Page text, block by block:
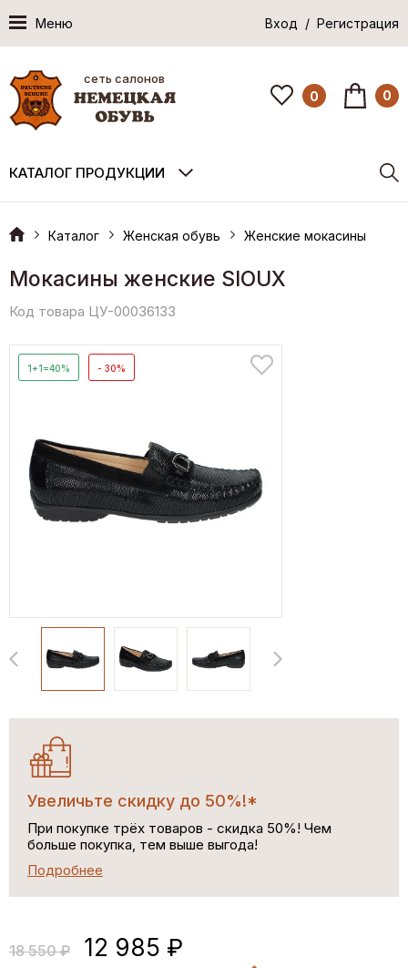
Меню Вход / Регистрация
сеть салонов
0 0
КАТАЛОГ ПРОДУКЦИИ
Каталог Женская обувь Женские мокасины
Мокасины женские SIOUX
Код товара ЦУ-00036133
1+1=40% - 30%
Увеличьте скидку до 50%!*
При покупке трёх товаров - скидка 50%! Чем
больше покупка, тем выше выгода!
Подробнее
18 550 ₽ 12 985 ₽